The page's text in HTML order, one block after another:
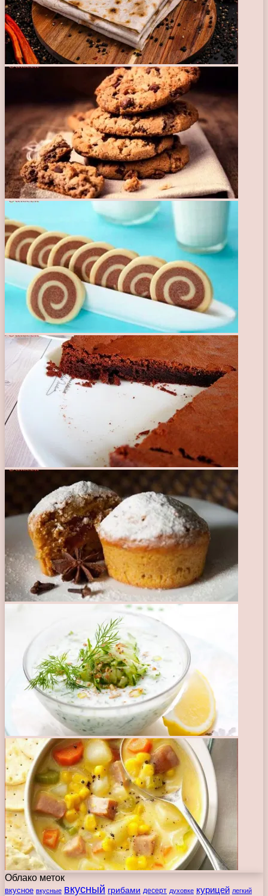
Облако меток
вкусное вкусные вкусный грибами десерт духовке курицей легкий